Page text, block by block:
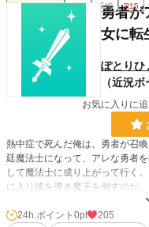
ファンタジー 完結 長編 R15
勇者が
女に転
ぽとりひ
（近況ボ
お気に入りに
熱中症で死んだ俺は、勇者が召
廷魔法士になって、アレな勇者
して魔法士に成り上がって行く
に入り彼を導き魔王を倒すのだ。
小説 228,851 位 /
24h.ポイント 0pt
205